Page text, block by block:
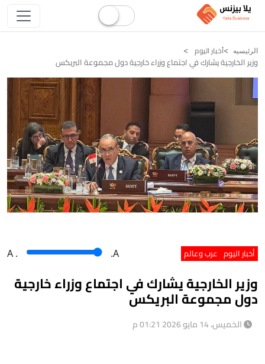
الرئيسيه أخبار اليوم
وزير الخارجية يشارك في اجتماع وزراء خارجية دول مجموعة البريكس
أخبار اليوم عرب وعالم A . .A
وزير الخارجية يشارك في اجتماع وزراء خارجية
دول مجموعة البريكس
الخميس، 14 مايو 2026 01:21 م